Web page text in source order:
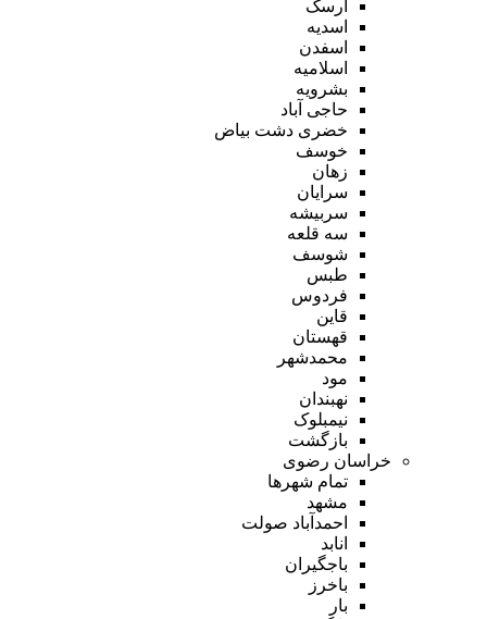
ارسک
اسدیه
اسفدن
اسلامیه
بشرویه
حاجی آباد
خضری دشت بیاض
خوسف
زهان
سرایان
سربیشه
سه قلعه
شوسف
طبس
فردوس
قاین
قهستان
محمدشهر
مود
نهبندان
نیمبلوک
بازگشت
خراسان رضوی
تمام شهر‌ها
مشهد
احمدآباد صولت
انابد
باجگیران
باخرز
بار